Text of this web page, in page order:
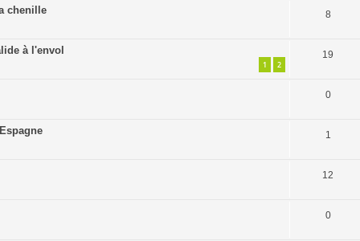
chenille 8
à l'envol
1 2
19
0
1
12
0